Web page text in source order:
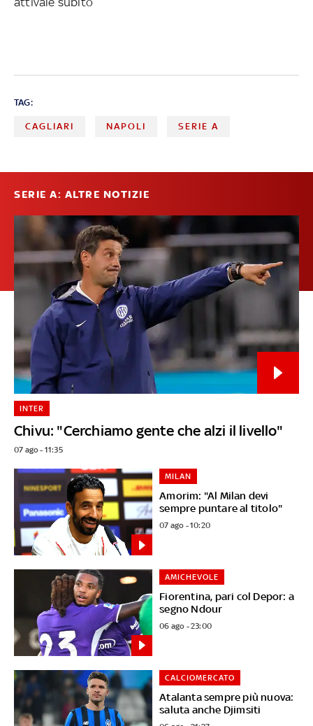
TAG:
CAGLIARI NAPOLI SERIE A
SERIE A: ALTRE NOTIZIE
Chivu: "Cerchiamo gente che alzi il livello"
INTER
07 ago - 11:35
Amorim: "Al Milan devi
sempre puntare al titolo"
MILAN
07 ago - 10:20
Fiorentina, pari col Depor: a
segno Ndour
AMICHEVOLE
06 ago - 23:00
Atalanta sempre più nuova:
saluta anche Djimsiti
CALCIOMERCATO